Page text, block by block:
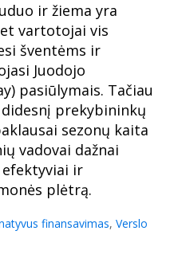
ir žiema yra
vartotojai vis
šventėms ir
Juodojo
pasiūlymais. Tačiau
prekybininkų
sezonų kaita
vadovai dažnai
ir
plėtrą.
finansavimas, Verslo